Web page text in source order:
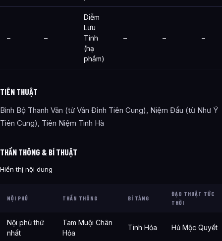
– –
Diễm
Lưu
Tinh
(hạ
phẩm)
– – –
TIÊN THUẬT
Bình Bộ Thanh Vân (từ Vân Đỉnh Tiên Cung), Niệm Đầu (từ Như Ý
Tiên Cung), Tiên Niệm Tinh Hà
THẦN THÔNG & BÍ THUẬT
Hiển thị nội dung
NỘI PHỦ THẦN THÔNG BÍ TÀNG
ĐẠO THUẬT TỨC
THỜI
Nội phủ thứ
nhất
Tam Muội Chân
Hỏa
Tinh Hỏa Hủ Mộc Quyết